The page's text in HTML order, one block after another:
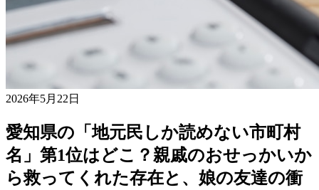
2026年5月22日
愛知県の「地元民しか読めない市町村
名」第1位はどこ？親戚のおせっかいか
ら救ってくれた存在と、娘の友達の衝